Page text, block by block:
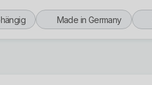
Made in Germany